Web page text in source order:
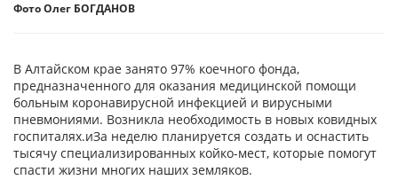
Фото Олег БОГДАНОВ
В Алтайском крае занято 97% коечного фонда,
предназначенного для оказания медицинской помощи
больным коронавирусной инфекцией и вирусными
пневмониями. Возникла необходимость в новых ковидных
госпиталях.иЗа неделю планируется создать и оснастить
тысячу специализированных койко-мест, которые помогут
спасти жизни многих наших земляков.